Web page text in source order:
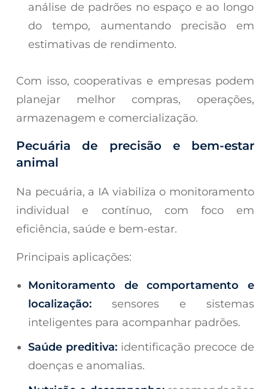
análise de padrões no espaço e ao longo
do tempo, aumentando precisão em
estimativas de rendimento.
Com isso, cooperativas e empresas podem
planejar melhor compras, operações,
armazenagem e comercialização.
Pecuária de precisão e bem-estar
animal
Na pecuária, a IA viabiliza o monitoramento
individual e contínuo, com foco em
eficiência, saúde e bem-estar.
Principais aplicações:
Monitoramento de comportamento e
localização: sensores e sistemas
inteligentes para acompanhar padrões.
Saúde preditiva: identificação precoce de
doenças e anomalias.